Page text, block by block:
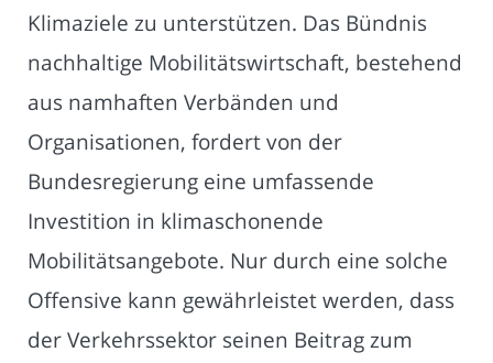
Klimaziele zu unterstützen. Das Bündnis
nachhaltige Mobilitätswirtschaft, bestehend
aus namhaften Verbänden und
Organisationen, fordert von der
Bundesregierung eine umfassende
Investition in klimaschonende
Mobilitätsangebote. Nur durch eine solche
Offensive kann gewährleistet werden, dass
der Verkehrssektor seinen Beitrag zum